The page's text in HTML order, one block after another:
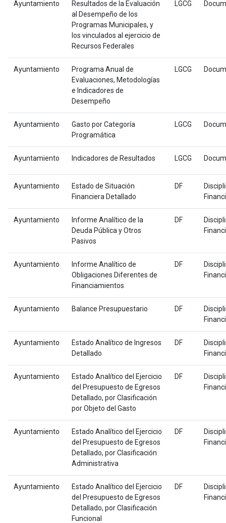
Ayuntamiento
Resultados de la Evaluación
al Desempeño de los
Programas Municipales, y
los vinculados al ejercicio de
Recursos Federales
LGCG
Ayuntamiento
Programa Anual de
Evaluaciones, Metodologías
e Indicadores de
Desempeño
LGCG
Ayuntamiento
Gasto por Categoría
Programática
LGCG
Ayuntamiento Indicadores de Resultados LGCG
Ayuntamiento
Estado de Situación
Financiera Detallado
DF
Ayuntamiento
Informe Analítico de la
Deuda Pública y Otros
Pasivos
DF
Ayuntamiento
Informe Analítico de
Obligaciones Diferentes de
Financiamientos
DF
Ayuntamiento Balance Presupuestario DF
Ayuntamiento
Estado Analítico de Ingresos
Detallado
DF
Ayuntamiento
Estado Analítico del Ejercicio
del Presupuesto de Egresos
Detallado, por Clasificación
por Objeto del Gasto
DF
Ayuntamiento
Estado Analítico del Ejercicio
del Presupuesto de Egresos
Detallado, por Clasificación
Administrativa
DF
Ayuntamiento
Estado Analítico del Ejercicio
del Presupuesto de Egresos
Detallado, por Clasificación
Funcional
DF